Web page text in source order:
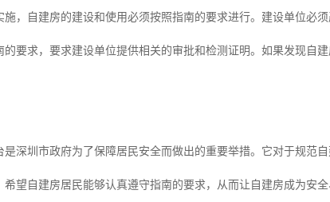
施，自建房的建设和使用必须按照指南的要求进行。建设单位必
要求，要求建设单位提供相关的审批和检测证明。如果发现自
深圳市政府为了保障居民安全而做出的重要举措。它对于规范
望自建房居民能够认真遵守指南的要求，从而让自建房成为安全